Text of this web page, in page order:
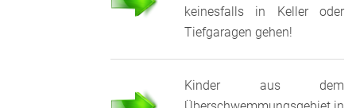
keinesfalls in Keller oder
Tiefgaragen gehen!
Kinder aus dem